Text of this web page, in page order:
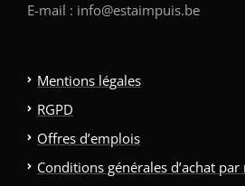
E-mail : info@estaimpuis.be
Mentions légales
RGPD
Offres d’emplois
Conditions générales d’achat